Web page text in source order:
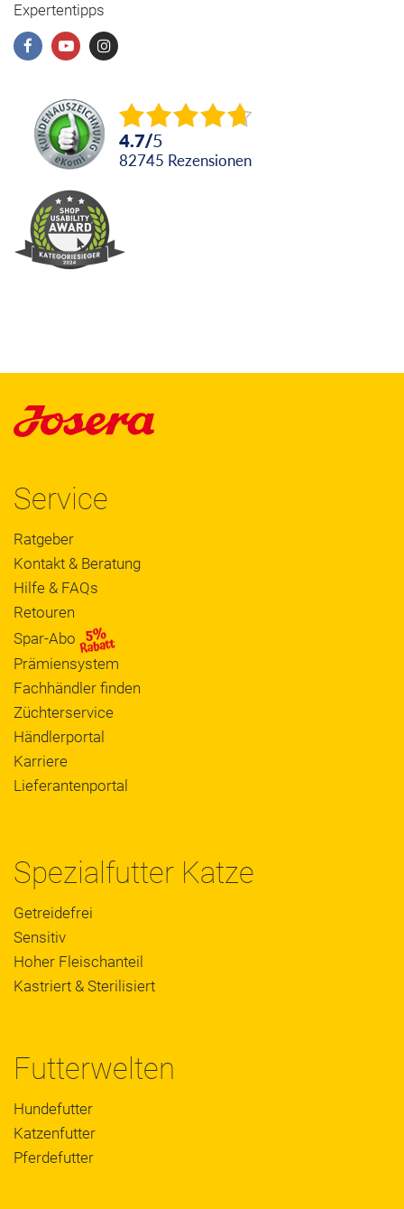
Expertentipps
4.7/5
82745 Rezensionen
Service
Ratgeber
Kontakt & Beratung
Hilfe & FAQs
Retouren
Spar-Abo
Prämiensystem
Fachhändler finden
Züchterservice
Händlerportal
Karriere
Lieferantenportal
Spezialfutter Katze
Getreidefrei
Sensitiv
Hoher Fleischanteil
Kastriert & Sterilisiert
Futterwelten
Hundefutter
Katzenfutter
Pferdefutter